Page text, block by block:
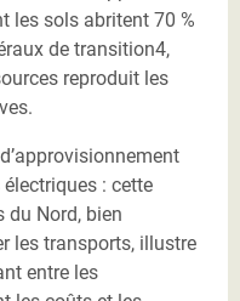
les sols abritent 70 %
de transition4,
reproduit les
: cette
du Nord, bien
les transports, illustre
entre les